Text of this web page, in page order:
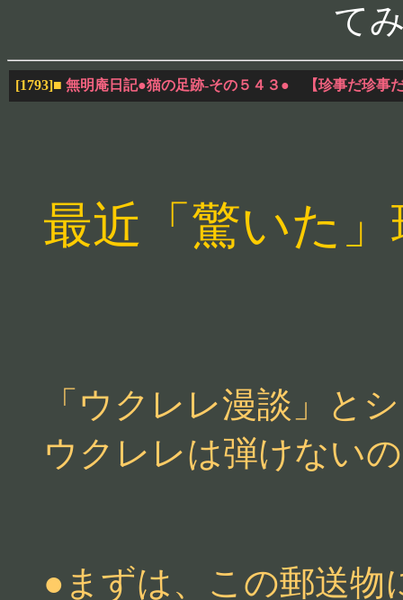
て
[1793]■ 無明庵日記●猫の足跡-その５４３● 【珍事だ珍事
最近「驚いた
「ウクレレ漫談」と
ウクレレは弾けない
●まずは、この郵送物